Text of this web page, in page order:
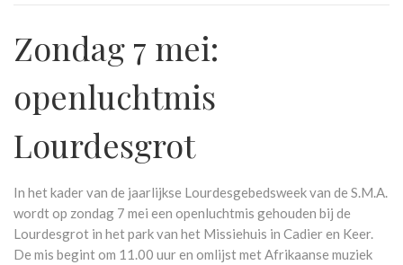
Zondag 7 mei:
openluchtmis
Lourdesgrot
In het kader van de jaarlijkse Lourdesgebedsweek van de S.M.A.
wordt op zondag 7 mei een openluchtmis gehouden bij de
Lourdesgrot in het park van het Missiehuis in Cadier en Keer.
De mis begint om 11.00 uur en omlijst met Afrikaanse muziek